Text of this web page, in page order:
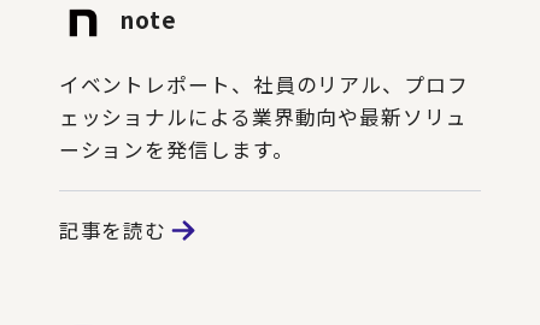
note
イベントレポート、社員のリアル、プロフ
ェッショナルによる業界動向や最新ソリュ
ーションを発信します。
記事を読む